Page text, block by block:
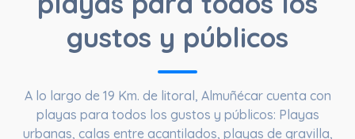
gustos y públicos
A lo largo de 19 Km. de litoral , Almuñécar cuenta con
playas para todos los gustos y públicos: Playas
urbanas, calas entre acantilados, playas de gravilla,